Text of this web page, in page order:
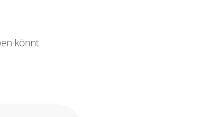
könnt.